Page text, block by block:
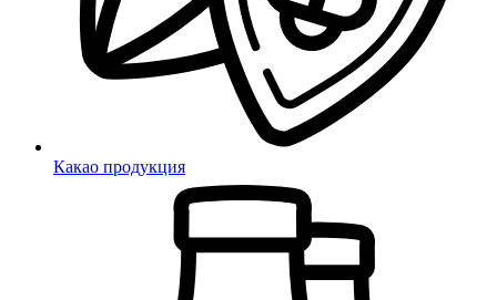
Какао продукция